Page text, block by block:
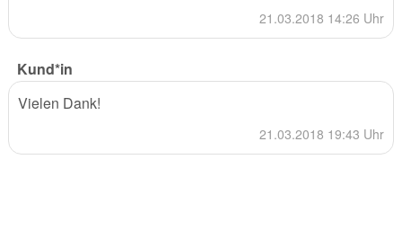
21.03.2018 14:26 Uhr
Kund*in
Vielen Dank!
21.03.2018 19:43 Uhr